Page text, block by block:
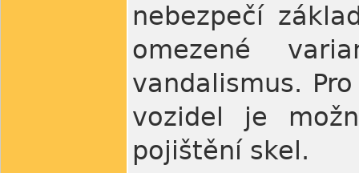
nebezpečí
omezené
vandalismus.
vozidel je
pojištění skel.